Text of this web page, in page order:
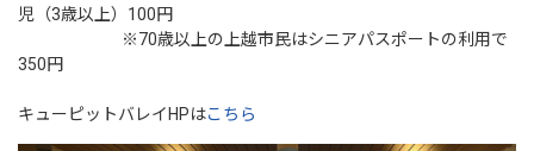
児（3歳以上）100円
※70歳以上の上越市民はシニアパスポートの利用で
350円
キューピットバレイHPはこちら